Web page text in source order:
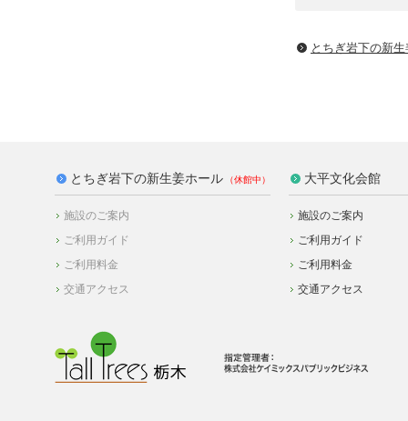
とちぎ岩下の新
とちぎ岩下の新生姜ホール
施設のご案内
ご利用ガイド
ご利用料金
交通アクセス
大平文化会館
施設のご案内
ご利用ガイド
ご利用料金
交通アクセス